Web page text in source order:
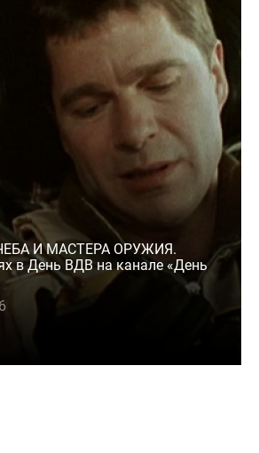
И МАСТЕРА ОРУЖИЯ.
в День ВДВ на канале «День